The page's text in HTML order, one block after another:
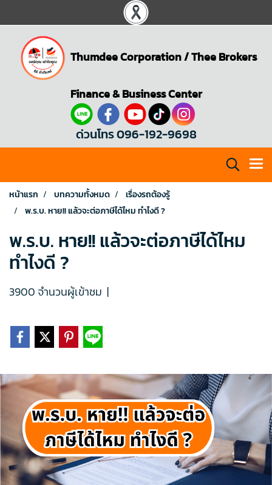
Thumdee Corporation/Thee Brokers
Finance & Business Center
ด่วนโทร 096-192-9698
หน้าแรก บทความทั้งหมด
เรื่องรถต้องรู้
พ.ร.บ. หาย!! แล้วจะต่อภาษีได้ไหม ทำไงดี ?
พ.ร.บ. หาย!! แล้วจะต่อภาษีได้ไหม
ทำไงดี ?
3900 จำนวนผู้เข้าชม |